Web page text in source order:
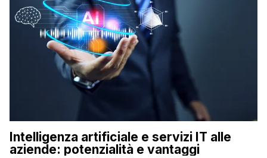
Intelligenza artificiale e servizi IT alle
aziende: potenzialità e vantaggi